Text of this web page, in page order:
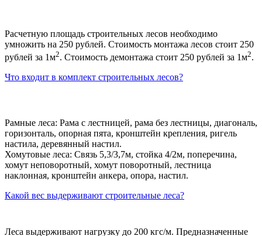
Расчетную площадь строительных лесов необходимо
умножить на 250 рублей. Стоимость монтажа лесов стоит 250
рублей за 1м2. Стоимость демонтажа стоит 250 рублей за 1м2.
Что входит в комплект строительных лесов?
Рамные леса: Рама с лестницей, рама без лестницы, диагональ,
горизонталь, опорная пята, кронштейн крепления, ригель
настила, деревянный настил.
Хомутовые леса: Связь 5,3/3,7м, стойка 4/2м, поперечина,
хомут неповоротный, хомут поворотный, лестница
наклонная, кронштейн анкера, опора, настил.
Какой вес выдерживают строительные леса?
Леса выдерживают нагрузку до 200 кгс/м. Предназначенные